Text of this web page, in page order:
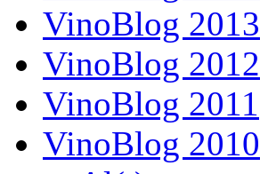
VinoBlog 2013
VinoBlog 2012
VinoBlog 2011
VinoBlog 2010